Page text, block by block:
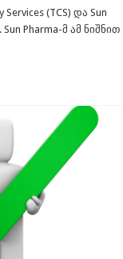
(TCS) და Sun
Pharma-მ ამ ნიშნით